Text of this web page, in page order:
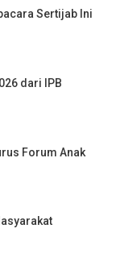
Sertijab Ini
dari IPB
Forum Anak